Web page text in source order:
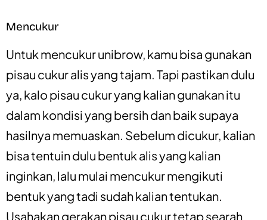
Mencukur
Untuk mencukur unibrow, kamu bisa gunakan
pisau cukur alis yang tajam. Tapi pastikan dulu
ya, kalo pisau cukur yang kalian gunakan itu
dalam kondisi yang bersih dan baik supaya
hasilnya memuaskan. Sebelum dicukur, kalian
bisa tentuin dulu bentuk alis yang kalian
inginkan, lalu mulai mencukur mengikuti
bentuk yang tadi sudah kalian tentukan.
Usahakan gerakan pisau cukur tetap searah